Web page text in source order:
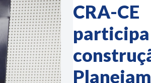
CRA-CE
participa